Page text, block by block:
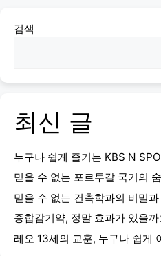
검색
최신 글
누구나 쉽게 즐기는 KBS N
믿을 수 없는 포르투갈 국기의
믿을 수 없는 건축학과의 비밀과
종합감기약, 정말 효과가 있을까
레오 13세의 교훈, 누구나 쉽게